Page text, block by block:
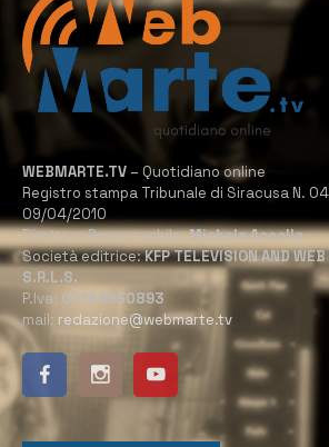
WEBMARTE.TV – Quotidiano online
Registro stampa Tribunale di Siracusa N.
09/04/2010
Direttore Responsabile:Michele Accolla
Società editrice:KFP TELEVISION AND
S.R.L.S.
P.Iva: 02184950893
mail: redazione@webmarte.tv